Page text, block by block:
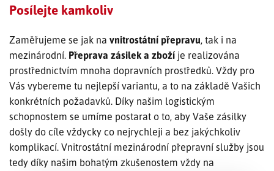
Posílejte kamkoliv
Zaměřujeme se jak na vnitrostátní přepravu, tak i na
mezinárodní. Přeprava zásilek a zbožíje realizována
prostřednictvím mnoha dopravních prostředků. Vždy pro
Vás vybereme tu nejlepší variantu, a to na základě Vašich
konkrétních požadavků. Díky našim logistickým
schopnostem se umíme postarat o to, aby Vaše zásilky
došly do cíle vždycky co nejrychleji a bez jakýchkoliv
komplikací. Vnitrostátní mezinárodní přepravní služby jsou
tedy díky našim bohatým zkušenostem vždy na